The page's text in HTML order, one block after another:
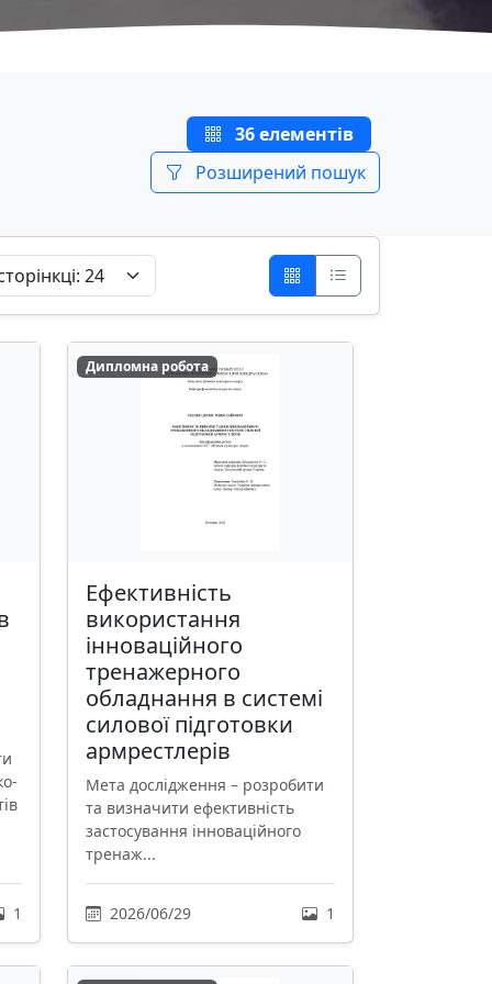
36 елементів
Розширений пошук
1
Дипломна робота
Ефективність
використання
інноваційного
тренажерного
обладнання в системі
силової підготовки
армрестлерів
Мета дослідження – розробити
та визначити ефективність
застосування інноваційного
тренаж...
2026/06/29 1